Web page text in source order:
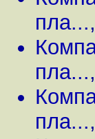
пла...,
пла...,
пла...,